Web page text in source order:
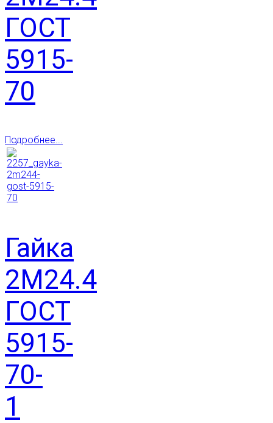
ГОСТ
5915-
70
Подробнее...
Гайка
2М24.4
ГОСТ
5915-
70-
1